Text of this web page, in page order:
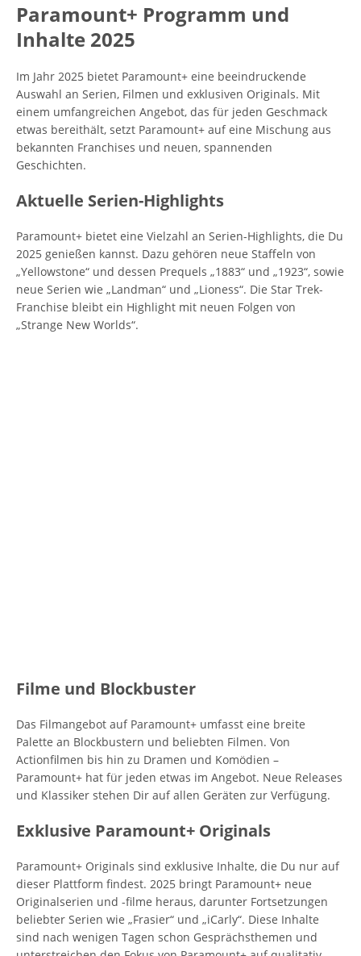
Paramount+ Programm und
Inhalte 2025
Im Jahr 2025 bietet Paramount+ eine beeindruckende
Auswahl an Serien, Filmen und exklusiven Originals. Mit
einem umfangreichen Angebot, das für jeden Geschmack
etwas bereithält, setzt Paramount+ auf eine Mischung aus
bekannten Franchises und neuen, spannenden
Geschichten.
Aktuelle Serien-Highlights
Paramount+ bietet eine Vielzahl an Serien-Highlights, die Du
2025 genießen kannst. Dazu gehören neue Staffeln von
„Yellowstone“ und dessen Prequels „1883“ und „1923“, sowie
neue Serien wie „Landman“ und „Lioness“. Die Star Trek-
Franchise bleibt ein Highlight mit neuen Folgen von
„Strange New Worlds“.
Filme und Blockbuster
Das Filmangebot auf Paramount+ umfasst eine breite
Palette an Blockbustern und beliebten Filmen. Von
Actionfilmen bis hin zu Dramen und Komödien –
Paramount+ hat für jeden etwas im Angebot. Neue Releases
und Klassiker stehen Dir auf allen Geräten zur Verfügung.
Exklusive Paramount+ Originals
Paramount+ Originals sind exklusive Inhalte, die Du nur auf
dieser Plattform findest. 2025 bringt Paramount+ neue
Originalserien und -filme heraus, darunter Fortsetzungen
beliebter Serien wie „Frasier“ und „iCarly“. Diese Inhalte
sind nach wenigen Tagen schon Gesprächsthemen und